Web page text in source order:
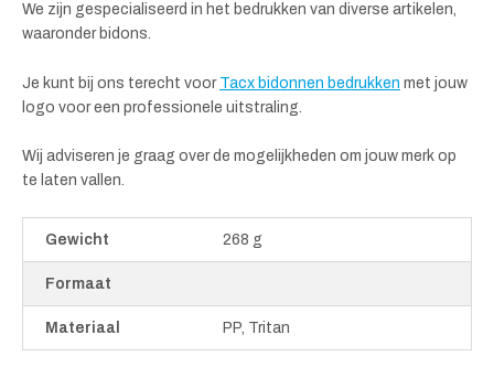
We zijn gespecialiseerd in het bedrukken van diverse artikelen,
waaronder bidons.
Je kunt bij ons terecht voor Tacx bidonnen bedrukken met jouw
logo voor een professionele uitstraling.
Wij adviseren je graag over de mogelijkheden om jouw merk op
te laten vallen.
Gewicht 268 g
Formaat
Materiaal PP, Tritan